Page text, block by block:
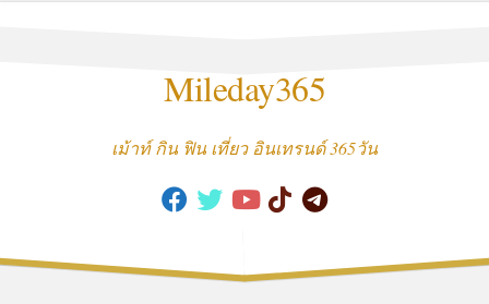
Mileday365
เม้าท์ กิน ฟิน เที่ยว อินเทรนด์ 365วัน